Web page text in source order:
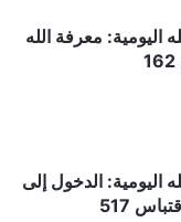
اليومية: معرفة الله
اليومية: الدخول إلى
517